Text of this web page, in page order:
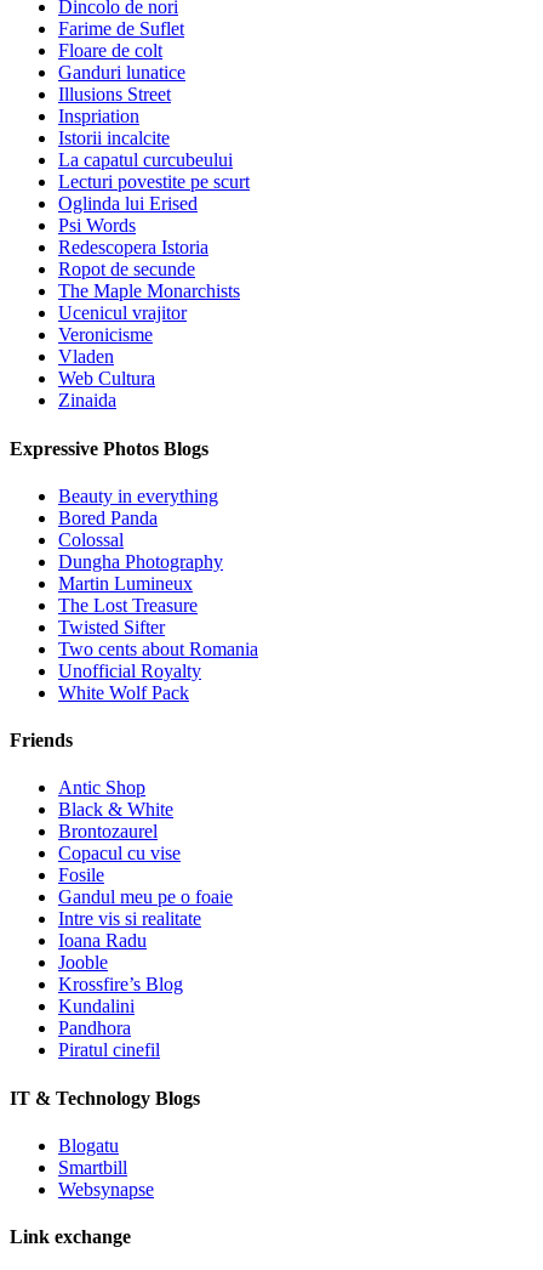
Dincolo de nori
Farime de Suflet
Floare de colt
Ganduri lunatice
Illusions Street
Inspriation
Istorii incalcite
La capatul curcubeului
Lecturi povestite pe scurt
Oglinda lui Erised
Psi Words
Redescopera Istoria
Ropot de secunde
The Maple Monarchists
Ucenicul vrajitor
Veronicisme
Vladen
Web Cultura
Zinaida
Expressive Photos Blogs
Beauty in everything
Bored Panda
Colossal
Dungha Photography
Martin Lumineux
The Lost Treasure
Twisted Sifter
Two cents about Romania
Unofficial Royalty
White Wolf Pack
Friends
Antic Shop
Black & White
Brontozaurel
Copacul cu vise
Fosile
Gandul meu pe o foaie
Intre vis si realitate
Ioana Radu
Jooble
Krossfire’s Blog
Kundalini
Pandhora
Piratul cinefil
IT & Technology Blogs
Blogatu
Smartbill
Websynapse
Link exchange